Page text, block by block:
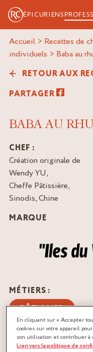
ÉPICURIENS
Accueil > Recettes de
individuels > baba au
RETOUR AUX
PARTAGER
BABA AU
CHEF :
Création originale de
Wendy YU,
Cheffe Pâtissière,
Sinodis, Chine
MARQUE
MÉTIERS :
PÂTISSIER
QUANTITÉ :
Recette pour 6 à 8 babas
En cliquant sur « Accepter
cookies sur votre appareil
son utilisation et contribuer à
Lien vers la politique de